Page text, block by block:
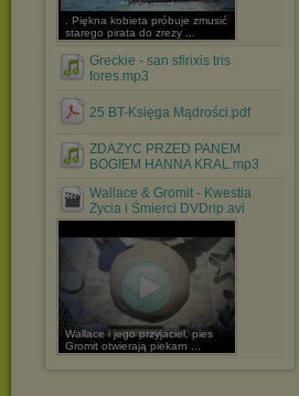
. Piękna kobieta próbuje zmusić
starego pirata do zrezy ...
Greckie - san sfirixis tris
fores.mp3
25 BT-Księga Mądrości.pdf
ZDAZYC PRZED PANEM
BOGIEM HANNA KRAL.mp3
Wallace & Gromit - Kwestia
Życia i Śmierci DVDrip.avi
Wallace i jego przyjaciel, pies
Gromit otwierają piekarn ...